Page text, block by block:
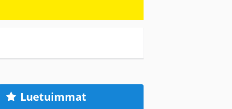
Luetuimmat